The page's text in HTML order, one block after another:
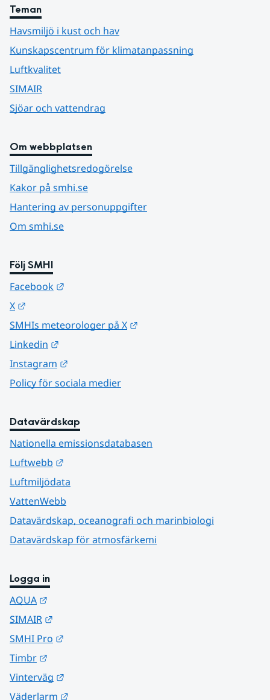
Teman
Havsmiljö i kust och hav
Kunskapscentrum för klimatanpassning
Luftkvalitet
SIMAIR
Sjöar och vattendrag
Om webbplatsen
Tillgänglighetsredogörelse
Kakor på smhi.se
Hantering av personuppgifter
Om smhi.se
Följ SMHI
Facebook
X
SMHIs meteorologer på X
Linkedin
Instagram
Policy för sociala medier
Datavärdskap
Nationella emissionsdatabasen
Luftwebb
Luftmiljödata
VattenWebb
Datavärdskap, oceanografi och marinbiologi
Datavärdskap för atmosfärkemi
Logga in
AQUA
SIMAIR
SMHI Pro
Timbr
Vinterväg
Väderlarm